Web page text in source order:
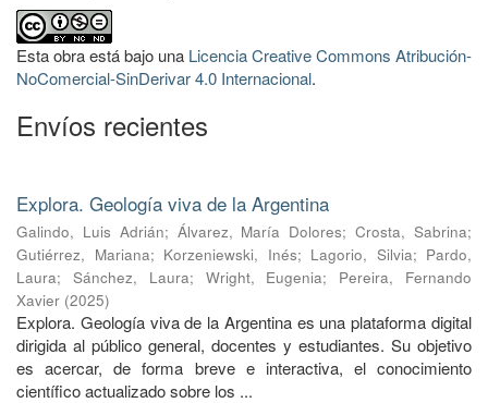
Esta obra está bajo una Licencia Creative Commons Atribución-
NoComercial-SinDerivar 4.0 Internacional.
Envíos recientes
Explora. Geología viva de la Argentina
Galindo, Luis Adrián; Álvarez, María Dolores;Crosta, Sabrina;
Gutiérrez, Mariana; Korzeniewski, Inés; Lagorio, Silvia; Pardo,
Laura; Sánchez, Laura; Wright, Eugenia; Pereira, Fernando
Xavier (2025)
Explora. Geología viva de la Argentina es una plataforma digital
dirigida al público general, docentes y estudiantes. Su objetivo
es acercar, de forma breve e interactiva, el conocimiento
científico actualizado sobre los ...